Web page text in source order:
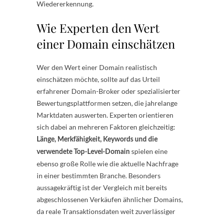
Wiedererkennung.
Wie Experten den Wert
einer Domain einschätzen
Wer den Wert einer Domain realistisch
einschätzen möchte, sollte auf das Urteil
erfahrener Domain-Broker oder spezialisierter
Bewertungsplattformen setzen, die jahrelange
Marktdaten auswerten. Experten orientieren
sich dabei an mehreren Faktoren gleichzeitig:
Länge, Merkfähigkeit, Keywords und die
verwendete Top-Level-Domain spielen eine
ebenso große Rolle wie die aktuelle Nachfrage
in einer bestimmten Branche. Besonders
aussagekräftig ist der Vergleich mit bereits
abgeschlossenen Verkäufen ähnlicher Domains,
da reale Transaktionsdaten weit zuverlässiger